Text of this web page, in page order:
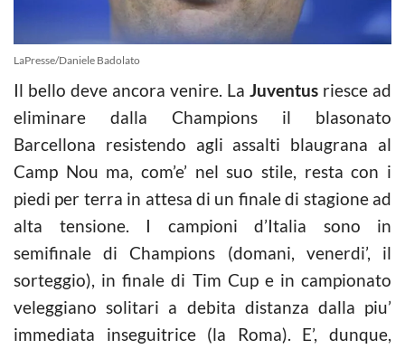
LaPresse/Daniele Badolato
Il bello deve ancora venire. La Juventus riesce ad
eliminare dalla Champions il blasonato
Barcellona resistendo agli assalti blaugrana al
Camp Nou ma, com’e’ nel suo stile, resta con i
piedi per terra in attesa di un finale di stagione ad
alta tensione. I campioni d’Italia sono in
semifinale di Champions (domani, venerdi’, il
sorteggio), in finale di Tim Cup e in campionato
veleggiano solitari a debita distanza dalla piu’
immediata inseguitrice (la Roma). E’, dunque,